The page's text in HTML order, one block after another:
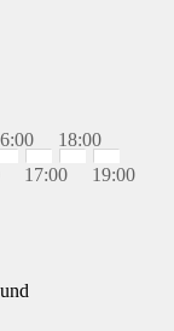
17:00
18:00
19:00